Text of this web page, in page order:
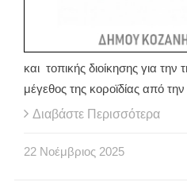
και τοπικής διοίκησης για
μέγεθος της κοροϊδίας από
Διαβάστε Περισσότερα
22 Νοέμβριος 2025